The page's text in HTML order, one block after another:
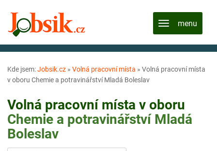
Kde jsem:Jobsik.cz » Volná pracovní místa » Volná pracovní místa
v oboru Chemie a potravinářství Mladá Boleslav
Volná pracovní místa v oboru
Chemie a potravinářství Mladá
Boleslav